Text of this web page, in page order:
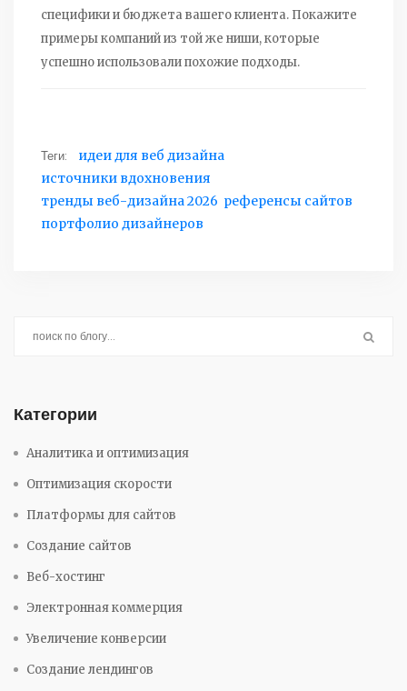
специфики и бюджета вашего клиента. Покажите
примеры компаний из той же ниши, которые
успешно использовали похожие подходы.
Теги:
идеи для веб дизайна
источники вдохновения
тренды веб-дизайна 2026 референсы сайтов
портфолио дизайнеров
Категории
Аналитика и оптимизация
Оптимизация скорости
Платформы для сайтов
Создание сайтов
Веб-хостинг
Электронная коммерция
Увеличение конверсии
Создание лендингов